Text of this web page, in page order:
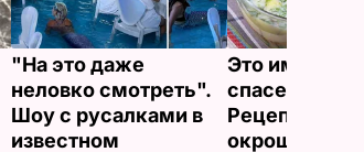
"На это даже
неловко смотреть".
Шоу с русалками в
Это именно
спасет в жару.
Рецепт